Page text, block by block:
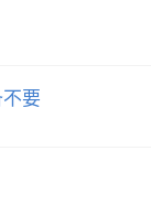
要